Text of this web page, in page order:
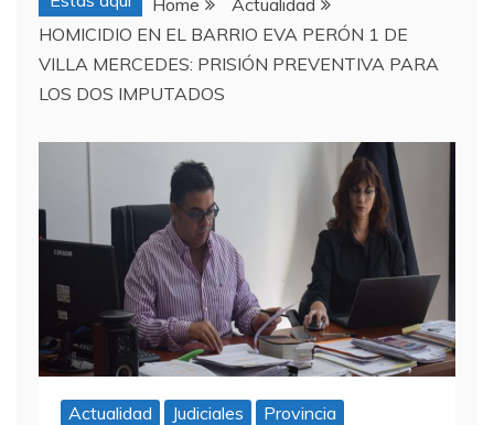
Home
Actualidad
HOMICIDIO EN EL BARRIO EVA PERÓN 1 DE
VILLA MERCEDES: PRISIÓN PREVENTIVA PARA
LOS DOS IMPUTADOS
Actualidad Judiciales Provincia